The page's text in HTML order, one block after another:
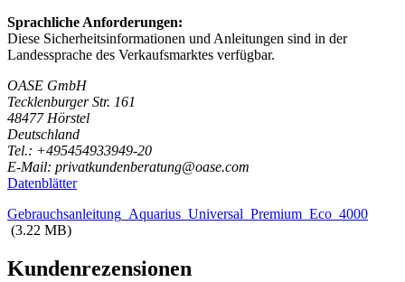
Sprachliche Anforderungen:
Diese Sicherheitsinformationen und Anleitungen sind in der
Landessprache des Verkaufsmarktes verfügbar.
OASE GmbH
Tecklenburger Str. 161
48477 Hörstel
Deutschland
Tel.: +495454933949-20
E-Mail: privatkundenberatung@oase.com
Datenblätter
Gebrauchsanleitung_Aquarius_Universal_Premium_Eco_4000
(3.22 MB)
Kundenrezensionen